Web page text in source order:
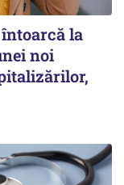
la
noi